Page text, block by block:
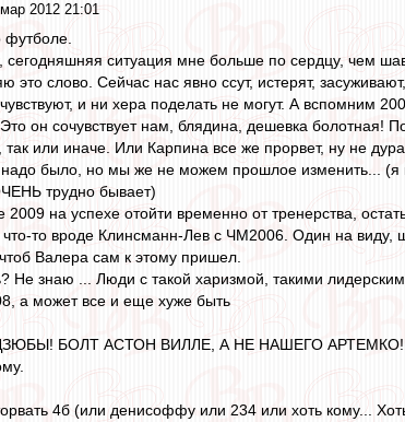
2012 21:01
сегодняшняя ситуация мне больше по сердцу, чем
это слово. Сейчас нас явно ссут, истерят,
и ни хера поделать не могут. А вспомним
он сочувствует нам, блядина, дешевка
или иначе. Или Карпина все же прорвет, ну не
надо было, но мы же не можем прошлое изменить... (я
трудно бывает)
на успехе отойти временно от тренерства,
то вроде Клинсманн-Лев с ЧМ2006. Один на виду,
Валера сам к этому пришел.
Не знаю ... Люди с такой харизмой, такими
а может все и еще хуже быть
БОЛТ АСТОН ВИЛЛЕ, А НЕ НАШЕГО АРТЕМКО!!!
4б (или денисоффу или 234 или хоть кому...